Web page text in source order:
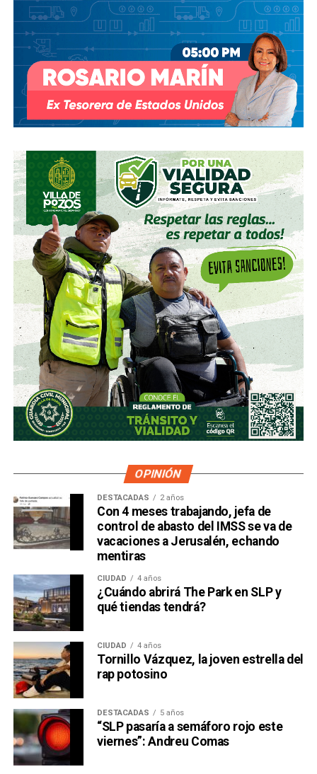
s.
Su relación con Martínez no se limita a Empresas ICA,
pues desde octubre de 2024 (justo unos días antes del
cambio en la presidencia) el oriundo de Monterreyha
comprado, además, acciones de la propia Televisa.
Empezó con 7.8%, lo que lo volvió su tercer mayor
El pasado mes de junio, como parte de un aumento de
capital de alrededor de 7 mil millones de pesos aprobado
por los accionistas de Televisa, la empresa informó que l
participación de Martínez podría llegar a 22.3% una
vez se conviertan las obligaciones que compró, lo
que lo convertiría en el mayor accionista individual de
la compañía.
Esa conversión todavía no ocurre: se proyecta para 2027.
Azcárraga ha reducido considerablemente sus acciones
de la compañía, aunque conserva (vía un fideicomiso
familiar y una clase especial de acciones) el control formal
del voto de la empresa, independientemente de cuánto
capital tenga cada quien. En resumidas cuentas, aunque
Emilio Azcárraga tiene el poder de decisión,el mismo
financiero que reparte el control de El Realito con los
dos hombres más poderosos de Televisa está, al
mismo tiempo, camino a convertirse en el mayor
David Martínez es apodado coloquialmente como “
Fantasma de Wall Street
inmenso en Latinoamérica, especialmente en Argentina,
donde ha servido como negociador para la deuda nacional
y en 2017, fue considerado por Forbes como el hombre
más rico de dicho país. El regiomontano tiene un historial
OPINIÓN
DESTACADAS 2 años
Con 4 meses trabajando, jefa de
control de abasto del IMSS se va de
vacaciones a Jerusalén, echando
mentiras
CIUDAD 4 años
¿Cuándo abrirá The Park en SLP y
qué tiendas tendrá?
CIUDAD 4 años
Tornillo Vázquez, la joven estrella del
rap potosino
DESTACADAS 5 años
“SLP pasaría a semáforo rojo este
viernes”: Andreu Comas